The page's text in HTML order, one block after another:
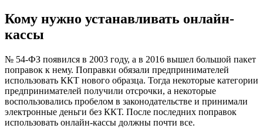
Кому нужно устанавливать онлайн-
кассы
№ 54-ФЗ появился в 2003 году, а в 2016 вышел большой пакет
поправок к нему. Поправки обязали предпринимателей
использовать ККТ нового образца. Тогда некоторые категории
предпринимателей получили отсрочки, а некоторые
воспользовались пробелом в законодательстве и принимали
электронные деньги без ККТ. После последних поправок
использовать онлайн-кассы должны почти все.